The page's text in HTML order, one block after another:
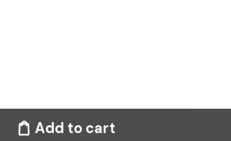
Add to cart